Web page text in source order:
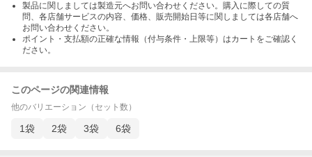
製品に関しましては製造元へお問い合わせください。購入に際しての質
問、各店舗サービスの内容、価格、販売開始日等に関しましては各店舗へ
お問い合わせください。
ポイント・支払額の正確な情報（付与条件・上限等）はカートをご確認く
ださい。
このページの関連情報
他のバリエーション（セット数）
1袋 2袋 3袋 6袋